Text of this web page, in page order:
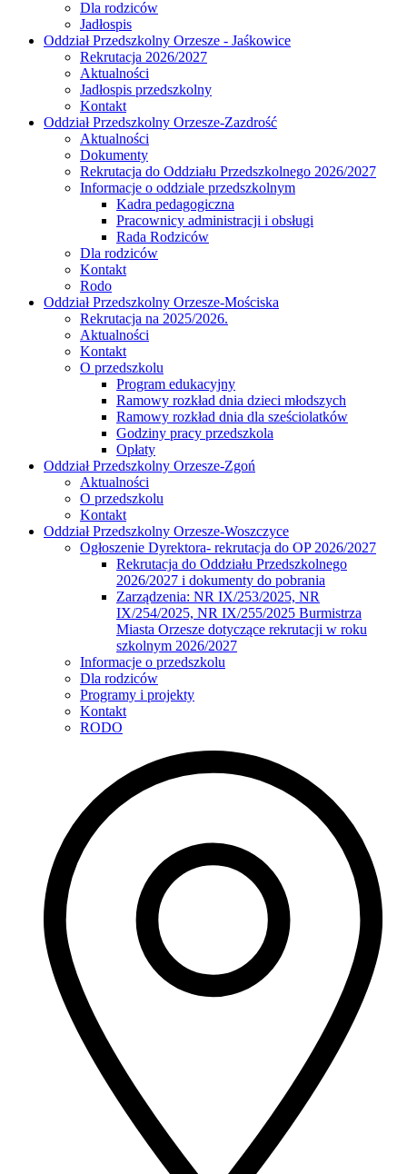
Dla rodziców
Jadłospis
Oddział Przedszkolny Orzesze - Jaśkowice
Rekrutacja 2026/2027
Aktualności
Jadłospis przedszkolny
Kontakt
Oddział Przedszkolny Orzesze-Zazdrość
Aktualności
Dokumenty
Rekrutacja do Oddziału Przedszkolnego 2026/2027
Informacje o oddziale przedszkolnym
Kadra pedagogiczna
Pracownicy administracji i obsługi
Rada Rodziców
Dla rodziców
Kontakt
Rodo
Oddział Przedszkolny Orzesze-Mościska
Rekrutacja na 2025/2026.
Aktualności
Kontakt
O przedszkolu
Program edukacyjny
Ramowy rozkład dnia dzieci młodszych
Ramowy rozkład dnia dla sześciolatków
Godziny pracy przedszkola
Opłaty
Oddział Przedszkolny Orzesze-Zgoń
Aktualności
O przedszkolu
Kontakt
Oddział Przedszkolny Orzesze-Woszczyce
Ogłoszenie Dyrektora- rekrutacja do OP 2026/2027
Rekrutacja do Oddziału Przedszkolnego
2026/2027 i dokumenty do pobrania
Zarządzenia: NR IX/253/2025, NR
IX/254/2025, NR IX/255/2025 Burmistrza
Miasta Orzesze dotyczące rekrutacji w roku
szkolnym 2026/2027
Informacje o przedszkolu
Dla rodziców
Programy i projekty
Kontakt
RODO